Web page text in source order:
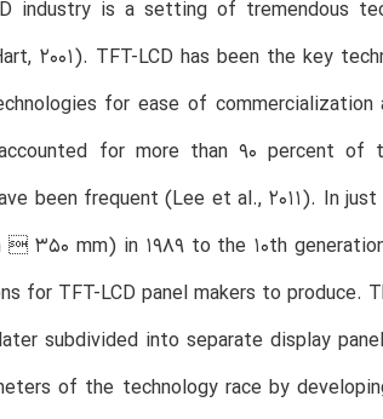
industry is a setting of tremendous
2001). TFT-LCD has been the key
for ease of commercialization
for more than 90 percent of
been frequent (Lee et al., 2011). In
 350 mm) in 1989 to the 10th
for TFT-LCD panel makers to produce.
subdivided into separate display
of the technology race by